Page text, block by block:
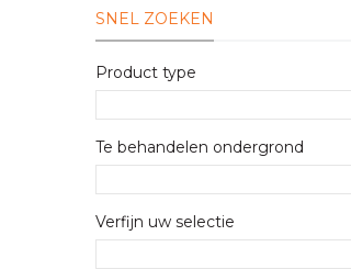
SNEL ZOEKEN
Product type
Te behandelen ondergrond
Verfijn uw selectie